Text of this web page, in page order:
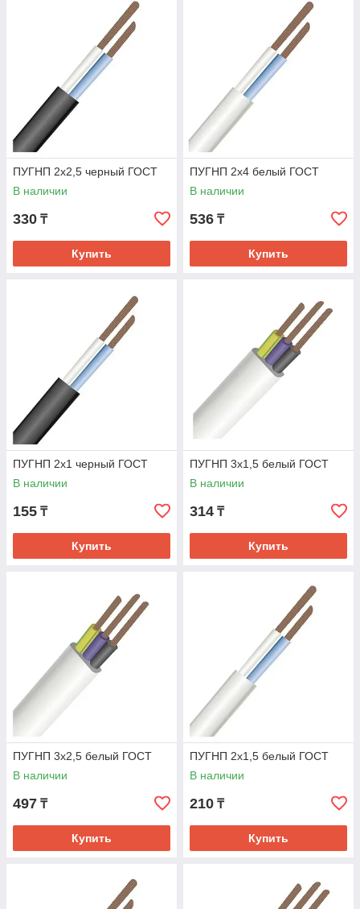
ПУГНП 2х2,5 черный ГОСТ
В наличии
330 ₸
Купить
ПУГНП 2х4 белый ГОСТ
В наличии
536 ₸
Купить
ПУГНП 2х1 черный ГОСТ
В наличии
155 ₸
Купить
ПУГНП 3х1,5 белый ГОСТ
В наличии
314 ₸
Купить
ПУГНП 3х2,5 белый ГОСТ
В наличии
497 ₸
Купить
ПУГНП 2х1,5 белый ГОСТ
В наличии
210 ₸
Купить